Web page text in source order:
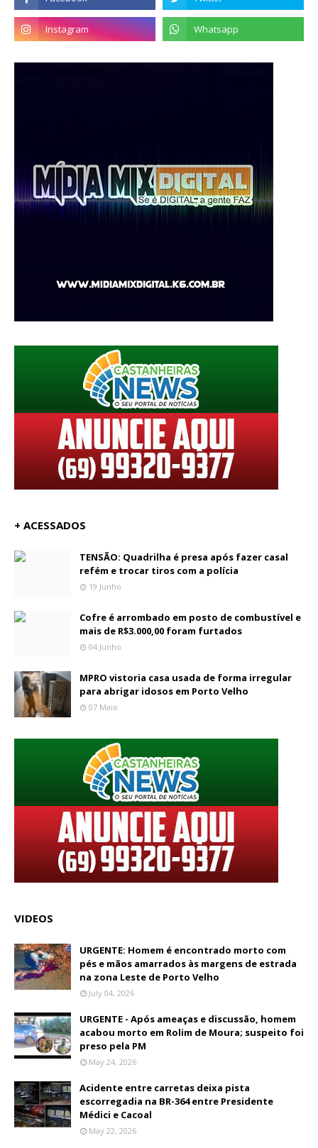
+ ACESSADOS
TENSÃO: Quadrilha é presa após fazer casal
refém e trocar tiros com a polícia
19 Junho
Cofre é arrombado em posto de combustível e
mais de R$3.000,00 foram furtados
04 Junho
MPRO vistoria casa usada de forma irregular
para abrigar idosos em Porto Velho
07 Maio
VIDEOS
URGENTE: Homem é encontrado morto com
pés e mãos amarrados às margens de estrada
na zona Leste de Porto Velho
July 04, 2026
URGENTE - Após ameaças e discussão, homem
acabou morto em Rolim de Moura; suspeito foi
preso pela PM
May 24, 2026
Acidente entre carretas deixa pista
escorregadia na BR-364 entre Presidente
Médici e Cacoal
May 22, 2026